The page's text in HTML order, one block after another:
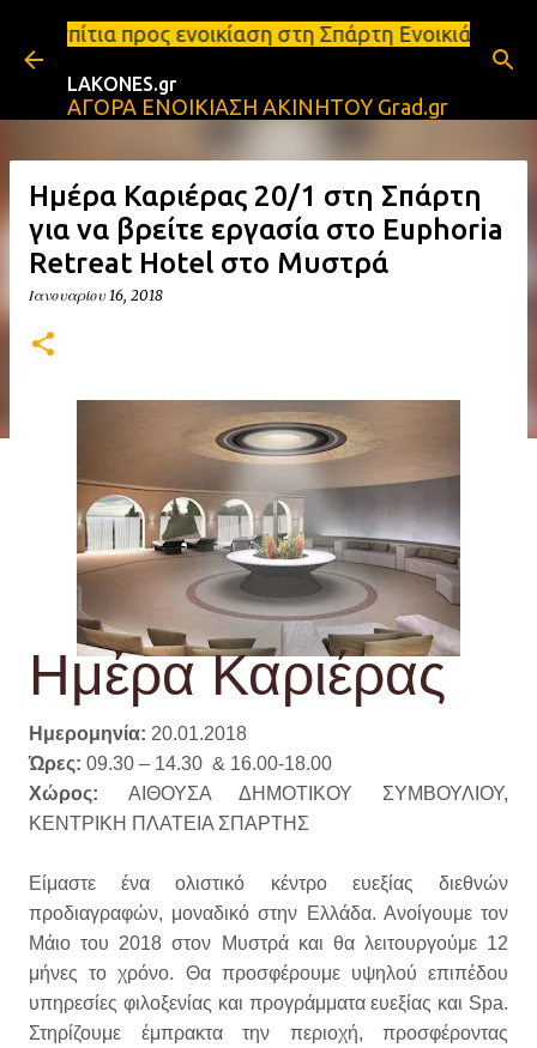
Μετάβαση στο κύριο περιεχόμενο
στη Σπάρτη Ενοικιάσεις
LAKONES.gr
ΑΓΟΡΑ ΕΝΟΙΚΙΑΣΗ ΑΚΙΝΗΤΟΥ Grad.gr
Ημέρα Καριέρας 20/1 στη Σπάρτη
για να βρείτε εργασία στο Εuphoria
Retreat Hotel στο Μυστρά
Ιανουαρίου 16, 2018
Ημέρα Καριέρας
Ημερομηνία: 20.01.2018
Ώρες: 09.30 – 14.30 & 16.00-18.00
Χώρος: ΑΙΘΟΥΣΑ ΔΗΜΟΤΙΚΟΥ ΣΥΜΒΟΥΛΙΟΥ,
ΚΕΝΤΡΙΚΗ ΠΛΑΤΕΙΑ ΣΠΑΡΤΗΣ
Είμαστε ένα ολιστικό κέντρο ευεξίας διεθνών
προδιαγραφών, μοναδικό στην Ελλάδα. Ανοίγουμε τον
Μάιο του 2018 στον Μυστρά και θα λειτουργούμε 12
μήνες το χρόνο. Θα προσφέρουμε υψηλού επιπέδου
υπηρεσίες φιλοξενίας και προγράμματα ευεξίας και Spa.
Στηρίζουμε έμπρακτα την περιοχή, προσφέροντας